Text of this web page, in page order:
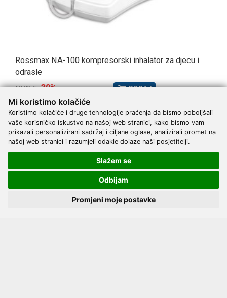
Mi koristimo kolačiće
Koristimo kolačiće i druge tehnologije praćenja da bismo poboljšali
vaše korisničko iskustvo na našoj web stranici, kako bismo vam
prikazali personalizirani sadržaj i ciljane oglase, analizirali promet na
našoj web stranici i razumjeli odakle dolaze naši posjetitelji.
Slažem se
Odbijam
Promjeni moje postavke
Rossmax NA-100 kompresorski inhalator za djecu i
odrasle
69,93 €-30%
48,95 €
DODAJ
1498 Narudžbi
39 Recenzija
Novi proizvodi